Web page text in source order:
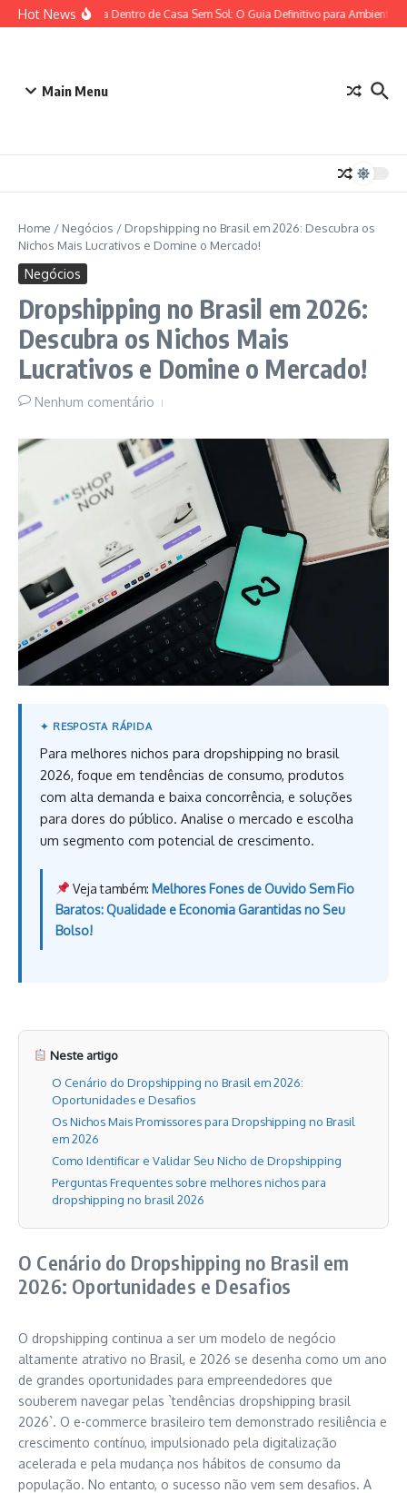
Ir para o conteúdo
Hot News
Plantas para Dentro de Casa Sem Sol: O Guia Definitivo para Ambientes
Main Menu
Home / Negócios / Dropshipping no Brasil em 2026: Descubra os
Nichos Mais Lucrativos e Domine o Mercado!
Negócios
Dropshipping no Brasil em 2026:
Descubra os Nichos Mais
Lucrativos e Domine o Mercado!
Nenhum comentário
Para melhores nichos para dropshipping no brasil
2026, foque em tendências de consumo, produtos
com alta demanda e baixa concorrência, e soluções
para dores do público. Analise o mercado e escolha
um segmento com potencial de crescimento.
Veja também: Melhores Fones de Ouvido Sem Fio
Baratos: Qualidade e Economia Garantidas no Seu
Bolso!
Neste artigo
O Cenário do Dropshipping no Brasil em 2026:
Oportunidades e Desafios
Os Nichos Mais Promissores para Dropshipping no Brasil
em 2026
Como Identificar e Validar Seu Nicho de Dropshipping
Perguntas Frequentes sobre melhores nichos para
dropshipping no brasil 2026
O Cenário do Dropshipping no Brasil em
2026: Oportunidades e Desafios
O dropshipping continua a ser um modelo de negócio
altamente atrativo no Brasil, e 2026 se desenha como um ano
de grandes oportunidades para empreendedores que
souberem navegar pelas `tendências dropshipping brasil
2026`. O e-commerce brasileiro tem demonstrado resiliência e
crescimento contínuo, impulsionado pela digitalização
acelerada e pela mudança nos hábitos de consumo da
população. No entanto, o sucesso não vem sem desafios. A